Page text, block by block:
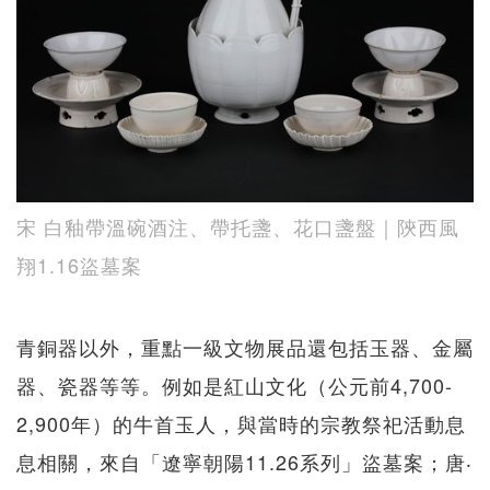
宋 白釉帶溫碗酒注、帶托盞、花口盞盤｜陝西風
翔1.16盜墓案
青銅器以外，重點一級文物展品還包括玉器、金屬
器、瓷器等等。例如是紅山文化（公元前4,700-
2,900年）的牛首玉人，與當時的宗教祭祀活動息
息相關，來自「遼寧朝陽11.26系列」盜墓案；唐‧